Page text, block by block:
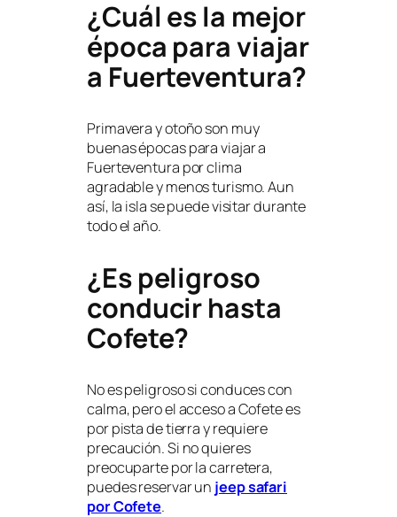
¿Cuál es la mejor
época para viajar
a Fuerteventura?
Primavera y otoño son muy
buenas épocas para viajar a
Fuerteventura por clima
agradable y menos turismo. Aun
así, la isla se puede visitar durante
todo el año.
¿Es peligroso
conducir hasta
Cofete?
No es peligroso si conduces con
calma, pero el acceso a Cofete es
por pista de tierra y requiere
precaución. Si no quieres
preocuparte por la carretera,
puedes reservar un jeep safari
por Cofete.